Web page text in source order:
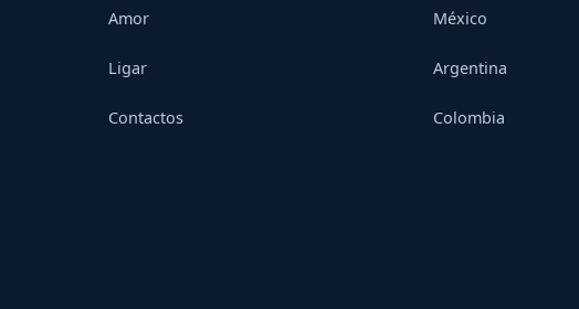
Amor
Ligar
Contactos
México
Argentina
Colombia